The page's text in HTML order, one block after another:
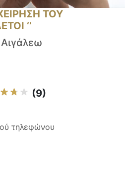
ΤΟΥ
‘’
(9)
τηλεφώνου